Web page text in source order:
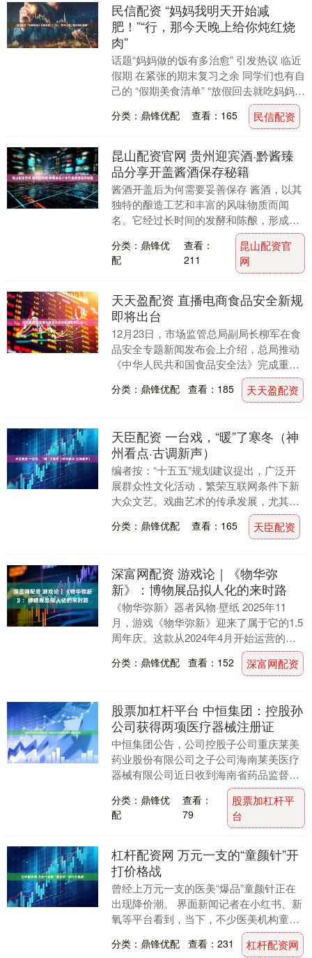
民信配资 “妈妈我明天开始减
肥！”“行，那今天晚上给你炖红烧
肉”
话题“妈妈做的饭有多治愈” 引发热议 临近
假期 在紧张的期末复习之余 同学们也有自
己的 “假期美食清单” “放假回去就吃妈妈做
的排骨” “太馋这一口了！” 展开....
分类：鼎锋优配 查看：165 民信配资
昆山配资官网 贵州迎宾酒·黔酱臻
品分享开盖酱酒保存秘籍
酱酒开盖后为何需要妥善保存 酱酒，以其
独特的酿造工艺和丰富的风味物质而闻
名。它经过长时间的发酵和陈酿，形成了
复杂而和谐的香气和口感。然而，一旦开
盖，酱酒就与空气....
分类：鼎锋优
配
查看：
211
昆山配资官
网
天天盈配资 直播电商食品安全新规
即将出台
12月23日，市场监管总局副局长柳军在食
品安全专题新闻发布会上介绍，总局推动
《中华人民共和国食品安全法》完成重要
修订，首次在法律层面确立重点液态食品
道路散装运输....
分类：鼎锋优配 查看：185 天天盈配资
天臣配资 一台戏，“暖”了寒冬（神
州看点·古调新声）
编者按：“十五五”规划建议提出，广泛开
展群众性文化活动，繁荣互联网条件下新
大众文艺。戏曲艺术的传承发展，尤其是
如何赢得年轻一代的认同与热爱，是关乎
中华优秀传统文....
分类：鼎锋优配 查看：165 天臣配资
深富网配资 游戏论｜《物华弥
新》：博物展品拟人化的来时路
《物华弥新》器者风物·壁纸 2025年11
月，游戏《物华弥新》迎来了属于它的1.5
周年庆。这款从2024年4月开始运营的，
深度结合战棋玩法与文物历史内核的新国
风....
分类：鼎锋优配 查看：152 深富网配资
股票加杠杆平台 中恒集团：控股孙
公司获得两项医疗器械注册证
中恒集团公告，公司控股子公司重庆莱美
药业股份有限公司之子公司海南莱美医疗
器械有限公司近日收到海南省药品监督管
理局颁发的两项《医疗器械注册证》，产
品名称分别为医用....
分类：鼎锋优
配
查看：
79
股票加杠杆平
台
杠杆配资网 万元一支的“童颜针”开
打价格战
曾经上万元一支的医美“爆品”童颜针正在
出现降价潮。 界面新闻记者在小红书、新
氧等平台看到，当下，不少医美机构童颜
针的“券后价”仅在五六千元，相较此前上
万元的单价....
分类：鼎锋优配 查看：231 杠杆配资网